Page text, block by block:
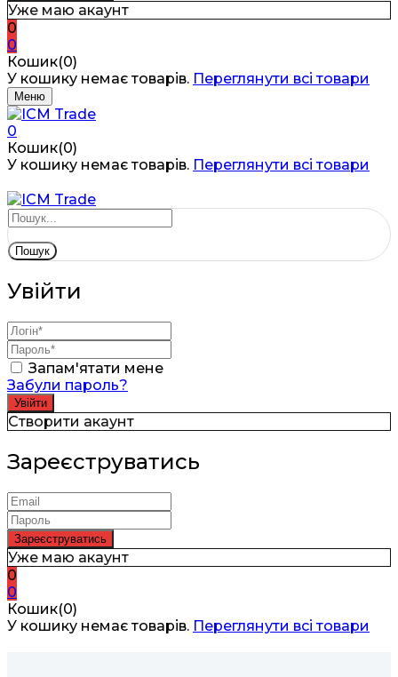
Уже маю акаунт
0
0
Кошик(0)
У кошику немає товарів. Переглянути всі товари
Меню
0
Кошик(0)
У кошику немає товарів. Переглянути всі товари
Пошук
Увійти
Запам'ятати мене
Забули пароль?
Створити акаунт
Зареєструватись
Уже маю акаунт
0
0
Кошик(0)
У кошику немає товарів. Переглянути всі товари